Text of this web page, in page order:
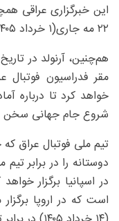
این خبرگزاری عراقی
۲۲ مه جاری(۱ خرداد ۱۴۰۵) به اسپانیا سفر خواهد کرد.
مقر فدراسیون فوتبال
خواهد کرد تا درباره
شروع جام جهانی سخن
تیم ملی فوتبال عراق
در اسپانیا برگزار